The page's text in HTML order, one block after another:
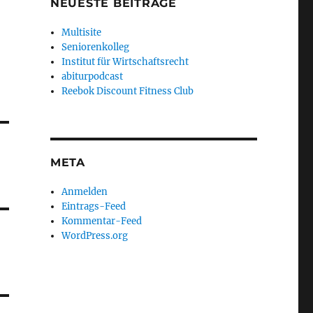
NEUESTE BEITRÄGE
Multisite
Seniorenkolleg
Institut für Wirtschaftsrecht
abiturpodcast
Reebok Discount Fitness Club
META
Anmelden
Eintrags-Feed
Kommentar-Feed
WordPress.org